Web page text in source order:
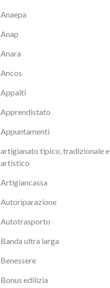
Anaepa
Anap
Anara
Ancos
Appalti
Apprendistato
Appuntamenti
artigianato tipico, tradizionale e
artistico
Artigiancassa
Autoriparazione
Autotrasporto
Banda ultra larga
Benessere
Bonus edilizia